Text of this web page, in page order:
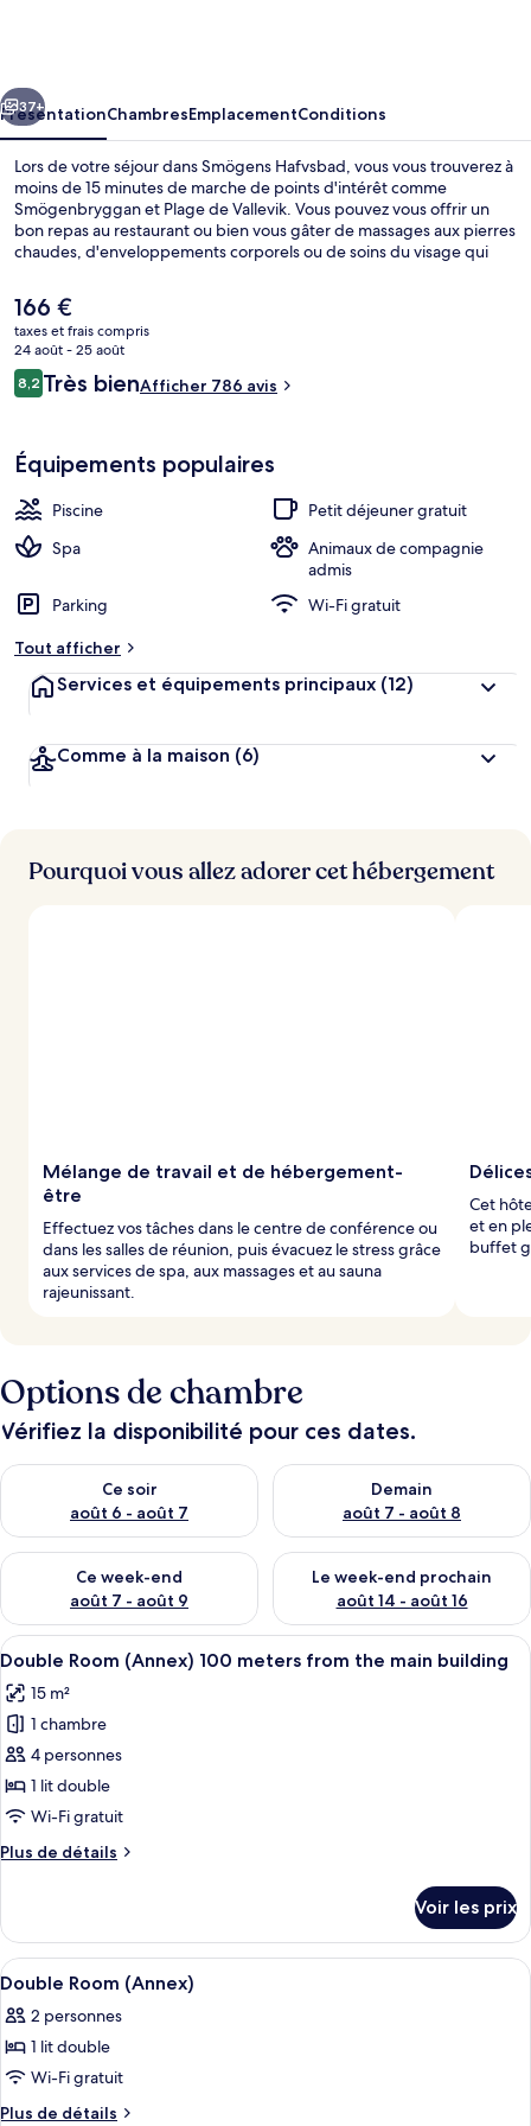
Suivant
37+
PrésentationChambresEmplacementConditions
Lors de votre séjour dans Smögens Hafvsbad, vous vous trouverez à
moins de 15 minutes de marche de points d'intérêt comme
Smögenbryggan et Plage de Vallevik. Vous pouvez vous offrir un
bon repas au restaurant ou bien vous gâter de massages aux pierres
chaudes, d'enveloppements corporels ou de soins du visage qui
hébergement figurent 2 piscines couvertes, un bar en bord de
piscine et une salle de fitness.
Le
prix
actuel
est
de
166 €
taxes et frais compris
24 août - 25 août
Avis
voyageurs
8,28,2 sur 10
Très bienAfficher 786 avis
Équipements populaires
Piscine
Petit déjeuner gratuit
Spa
Animaux de compagnie
admis
Parking
Wi-Fi gratuit
Tout afficher
Services et équipements principaux (12)
Comme à la maison (6)
Pourquoi vous allez adorer cet hébergement
Mélange de travail et de hébergement-
être
Effectuez vos tâches dans le centre de conférence ou
dans les salles de réunion, puis évacuez le stress grâce
aux services de spa, aux massages et au sauna
rajeunissant.
Cet
et en
buffet
Options de chambre
Vérifiez la disponibilité pour ces dates.
Ce soir
août 6 - août 7
Vérifier la disponibilité pour ce soir août 6 - août 7
Demain
août 7 - août 8
Vérifier la disponibilité pour
Ce week-end
août 7 - août 9
Vérifier la disponibilité pour ce week-end août 7 - août 9
Le week-end prochain
août 14 - août 16
Vérifier la disponibilité pour
Afficher
toutes
les
photos
pour
ce
type
chambre :
(Annex)
100
meters
from
the
main
building
Une chambre d’hôtel avec deux
4
Double Room (Annex) 100 meters from the main building
15 m²
1 chambre
4 personnes
1 lit double
Wi-Fi gratuit
Plus de détails
Plus
le
type
de
Double
Room
100
meters
Voir les prix
Afficher
toutes
les
photos
pour
ce
Une chambre d’hôtel avec un lit,
6
Double Room (Annex)
2 personnes
1 lit double
Wi-Fi gratuit
Plus de détails
Plus